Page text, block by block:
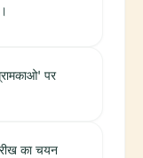
पर
का चयन